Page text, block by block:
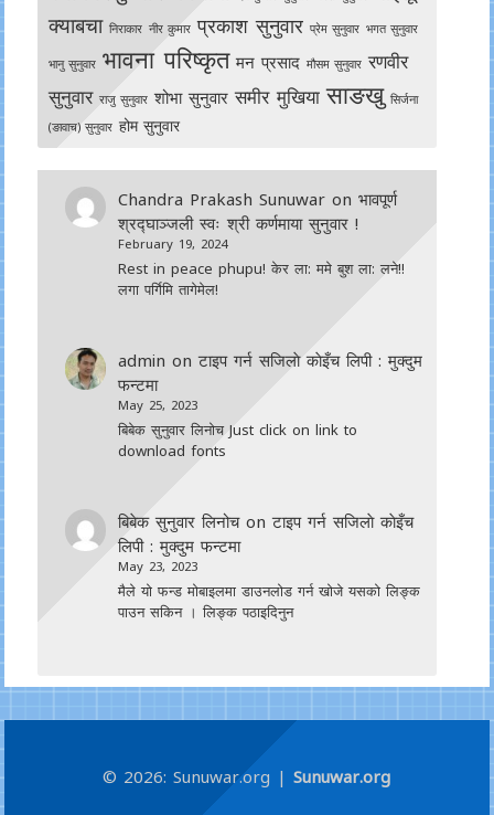
क्याबचा निराकार नीर कुमार प्रकाश सुनुवार प्रेम सुनुवार भगत सुनुवार
भानु सुनुवार भावना परिष्कृत मन प्रसाद मौसम सुनुवार रणवीर
सुनुवार राजु सुनुवार शोभा सुनुवार समीर मुखिया साङखु सिर्जना
(ङावाच) सुनुवार होम सुनुवार
Chandra Prakash Sunuwar onभावपूर्ण
श्रद्घाञ्जली स्वः श्री कर्णमाया सुनुवार !
February 19, 2024
Rest in peace phupu! केर ला: ममे बुश ला: लने!!
लगा पर्गिमि तागेमेल!
admin onटाइप गर्न सजिलाे काेइँच लिपी : मुक्दुम
फन्टमा
May 25, 2023
बिबेक सुनुवार लिनोच Just click on link to
download fonts
बिबेक सुनुवार लिनोचonटाइप गर्न सजिलाे काेइँच
लिपी : मुक्दुम फन्टमा
May 23, 2023
मैले यो फन्ड मोबाइलमा डाउनल‍ोड गर्न खोजे यसको लिङ्क
पाउन सकिन । लिङ्क पठाइदिनुन
© 2026: Sunuwar.org |Sunuwar.org